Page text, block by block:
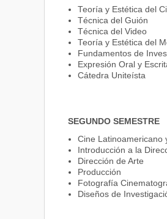
Productor de campo,
Director de fotografía,
Gestor de contenidos
Teoría y Estética del
Técnica del Guión
Técnica del Video
Teoría y Estética del
Fundamentos de
Expresión Oral y
Cátedra Uniteísta
SEGUNDO SEMESTRE
Cine Latinoamericano
Introducción a la
Dirección de Arte
Producción
Fotografía
Diseños de